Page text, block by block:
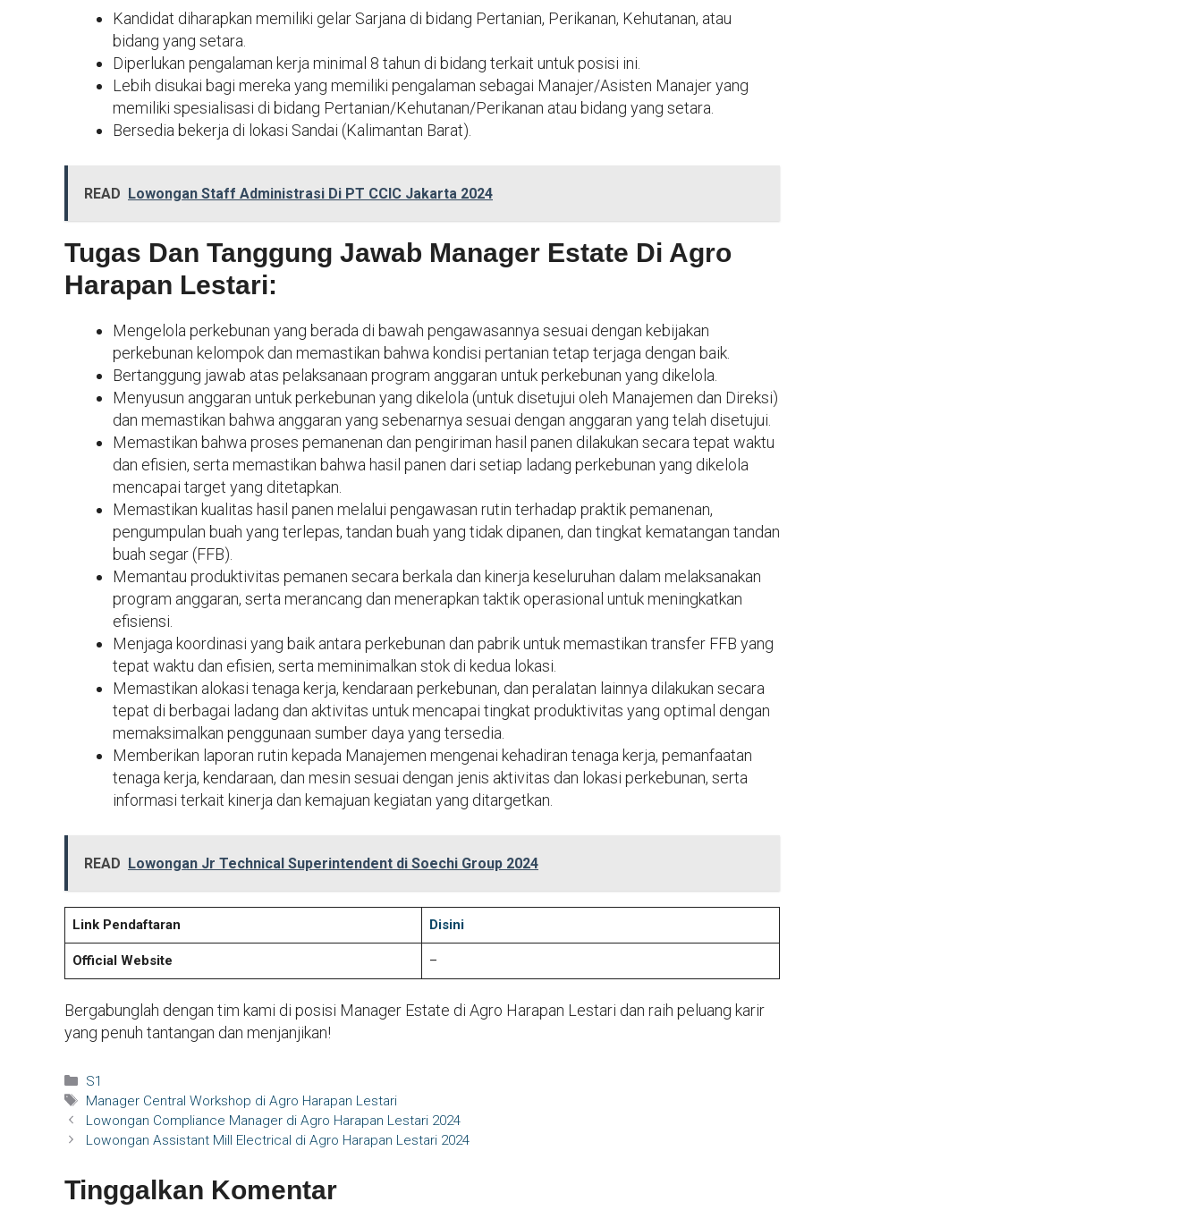
Kandidat diharapkan memiliki gelar Sarjana di bidang Pertanian, Perikanan, Kehutanan, atau
bidang yang setara.
Diperlukan pengalaman kerja minimal 8 tahun di bidang terkait untuk posisi ini.
Lebih disukai bagi mereka yang memiliki pengalaman sebagai Manajer/Asisten Manajer yang
memiliki spesialisasi di bidang Pertanian/Kehutanan/Perikanan atau bidang yang setara.
Bersedia bekerja di lokasi Sandai (Kalimantan Barat).
READ Lowongan Staff Administrasi Di PT CCIC Jakarta 2024
Tugas Dan Tanggung Jawab Manager Estate Di Agro
Harapan Lestari:
Mengelola perkebunan yang berada di bawah pengawasannya sesuai dengan kebijakan
perkebunan kelompok dan memastikan bahwa kondisi pertanian tetap terjaga dengan baik.
Bertanggung jawab atas pelaksanaan program anggaran untuk perkebunan yang dikelola.
Menyusun anggaran untuk perkebunan yang dikelola (untuk disetujui oleh Manajemen dan Direksi)
dan memastikan bahwa anggaran yang sebenarnya sesuai dengan anggaran yang telah disetujui.
Memastikan bahwa proses pemanenan dan pengiriman hasil panen dilakukan secara tepat waktu
dan efisien, serta memastikan bahwa hasil panen dari setiap ladang perkebunan yang dikelola
mencapai target yang ditetapkan.
Memastikan kualitas hasil panen melalui pengawasan rutin terhadap praktik pemanenan,
pengumpulan buah yang terlepas, tandan buah yang tidak dipanen, dan tingkat kematangan tandan
buah segar (FFB).
Memantau produktivitas pemanen secara berkala dan kinerja keseluruhan dalam melaksanakan
program anggaran, serta merancang dan menerapkan taktik operasional untuk meningkatkan
efisiensi.
Menjaga koordinasi yang baik antara perkebunan dan pabrik untuk memastikan transfer FFB yang
tepat waktu dan efisien, serta meminimalkan stok di kedua lokasi.
Memastikan alokasi tenaga kerja, kendaraan perkebunan, dan peralatan lainnya dilakukan secara
tepat di berbagai ladang dan aktivitas untuk mencapai tingkat produktivitas yang optimal dengan
memaksimalkan penggunaan sumber daya yang tersedia.
Memberikan laporan rutin kepada Manajemen mengenai kehadiran tenaga kerja, pemanfaatan
tenaga kerja, kendaraan, dan mesin sesuai dengan jenis aktivitas dan lokasi perkebunan, serta
informasi terkait kinerja dan kemajuan kegiatan yang ditargetkan.
READ Lowongan Jr Technical Superintendent di Soechi Group 2024
Link Pendaftaran Disini
Official Website –
Bergabunglah dengan tim kami di posisi Manager Estate di Agro Harapan Lestari dan raih peluang karir
yang penuh tantangan dan menjanjikan!
Kategori
S1
Tag
Manager Central Workshop di Agro Harapan Lestari
Lowongan Compliance Manager di Agro Harapan Lestari 2024
Lowongan Assistant Mill Electrical di Agro Harapan Lestari 2024
Tinggalkan Komentar